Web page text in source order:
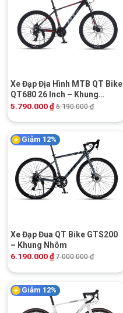
Xe Đạp Địa Hình MTB QT Bike
QT680 26 Inch – Khung
Nhôm
5.790.000₫ 6.190.000₫
Giảm 12%
Xe Đạp Đua QT Bike GTS200
– Khung Nhôm
6.190.000₫ 7.000.000₫
Giảm 12%